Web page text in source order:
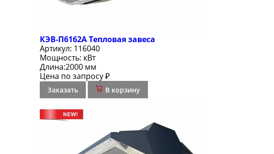
КЭВ-П6162А Тепловая завеса
Артикул: 116040
Мощность: кВт
Длина:2000 мм
Цена по запросу ₽
Заказать В корзину